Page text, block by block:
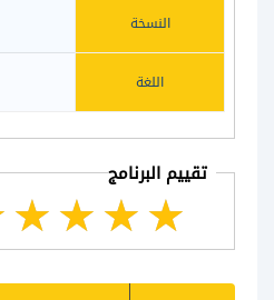
النسخة
اللغة
تقييم البرنامج